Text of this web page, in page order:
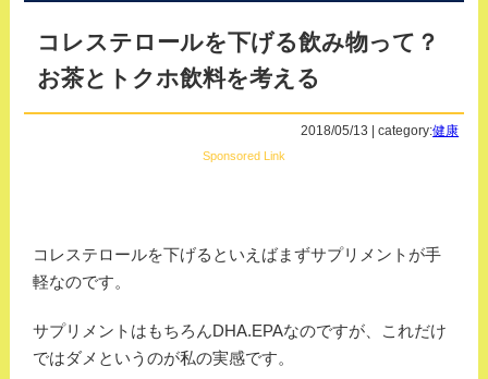
コレステロールを下げる飲み物って？
お茶とトクホ飲料を考える
2018/05/13 | category:健康
Sponsored Link
コレステロールを下げるといえばまずサプリメントが手
軽なのです。
サプリメントはもちろんDHA.EPAなのですが、これだけ
ではダメというのが私の実感です。